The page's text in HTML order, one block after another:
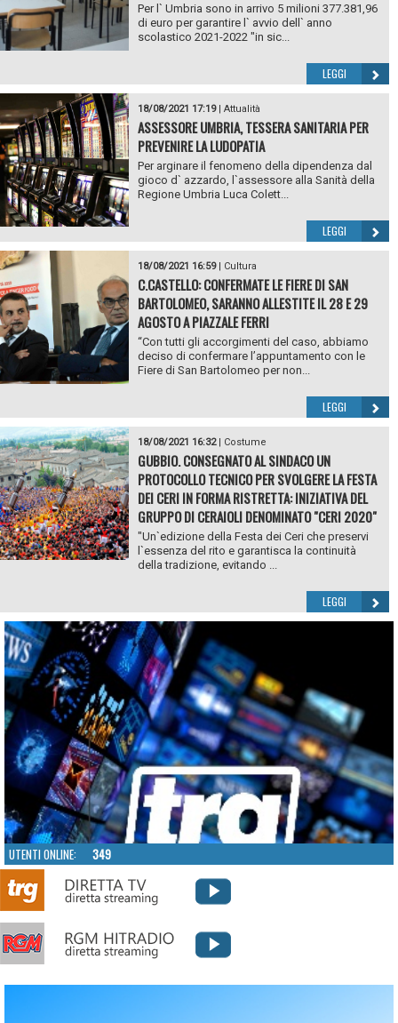
Per l` Umbria sono in arrivo 5 milioni 377.381,96
di euro per garantire l` avvio dell` anno
scolastico 2021-2022 "in sic...
LEGGI
18/08/2021 17:19| Attualità
ASSESSORE UMBRIA, TESSERA SANITARIA PER
PREVENIRE LA LUDOPATIA
Per arginare il fenomeno della dipendenza dal
gioco d` azzardo, l`assessore alla Sanità della
Regione Umbria Luca Colett...
LEGGI
18/08/2021 16:59| Cultura
C.CASTELLO: CONFERMATE LE FIERE DI SAN
BARTOLOMEO, SARANNO ALLESTITE IL 28 E 29
AGOSTO A PIAZZALE FERRI
“Con tutti gli accorgimenti del caso, abbiamo
deciso di confermare l’appuntamento con le
Fiere di San Bartolomeo per non...
LEGGI
18/08/2021 16:32| Costume
GUBBIO. CONSEGNATO AL SINDACO UN
PROTOCOLLO TECNICO PER SVOLGERE LA FESTA
DEI CERI IN FORMA RISTRETTA: INIZIATIVA DEL
GRUPPO DI CERAIOLI DENOMINATO "CERI 2020"
"Un`edizione della Festa dei Ceri che preservi
l`essenza del rito e garantisca la continuità
della tradizione, evitando ...
LEGGI
UTENTI ONLINE: 349